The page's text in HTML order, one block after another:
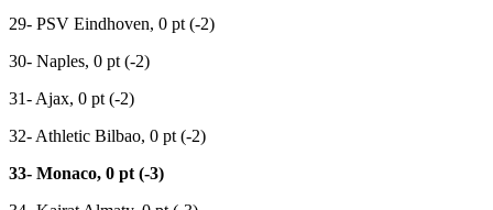
29- PSV Eindhoven, 0 pt (-2)
30- Naples, 0 pt (-2)
31- Ajax, 0 pt (-2)
32- Athletic Bilbao, 0 pt (-2)
33- Monaco, 0 pt (-3)